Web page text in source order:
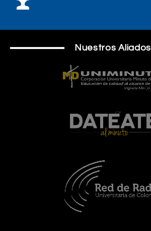
Nuestros Aliados